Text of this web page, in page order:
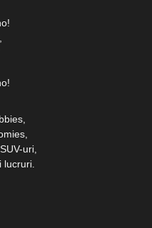
uri,
lucruri.